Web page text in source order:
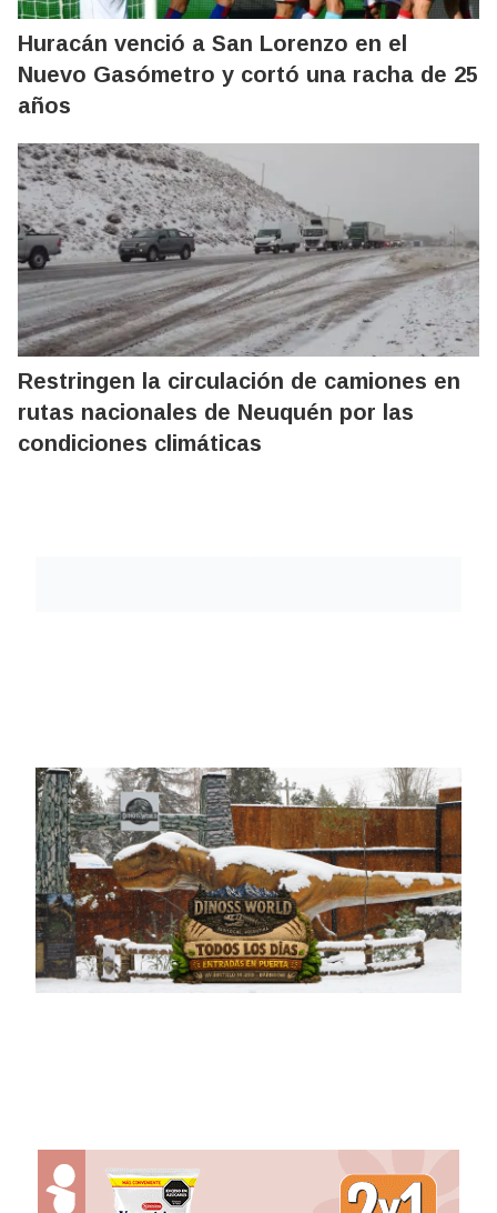
Huracán venció a San Lorenzo en el
Nuevo Gasómetro y cortó una racha de 25
años
Restringen la circulación de camiones en
rutas nacionales de Neuquén por las
condiciones climáticas